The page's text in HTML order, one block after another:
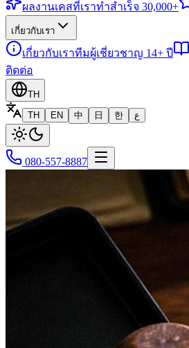
ผลงานเคสที่เราทำสำเร็จ 30,000+
เกี่ยวกับเรา
เกี่ยวกับเราทีมผู้เชี่ยวชาญ 14+ ปี
ติดต่อ
TH
TH
EN 中 日 한 ع
080-557-8887